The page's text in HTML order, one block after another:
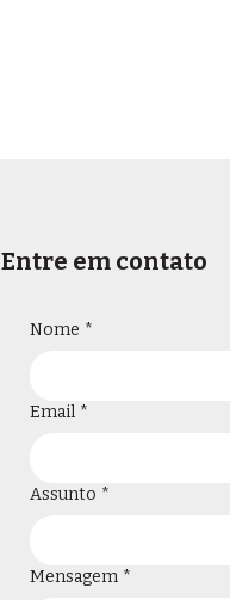
Entre em contato
Nome *
Email *
Assunto *
Mensagem *